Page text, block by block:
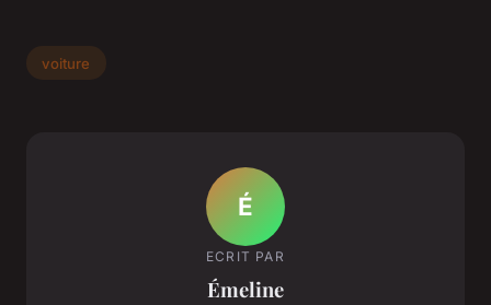
voiture
É
ECRIT PAR
Émeline